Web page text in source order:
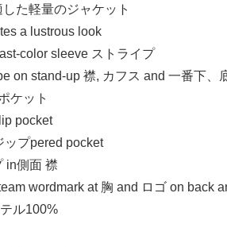
た軽量のジャケット
a lustrous look
color sleeve ストライプ
on stand-up 襟, カフス and 一番下、
ケット
pocket
ップpered pocket
in側面 襟
wordmark at 胸 and ロゴ on back
ル100%